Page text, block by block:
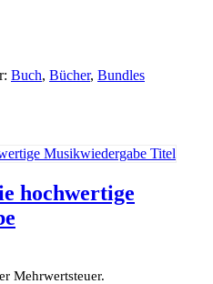
Buch, Bücher, Bundles
hochwertige
Mehrwertsteuer.